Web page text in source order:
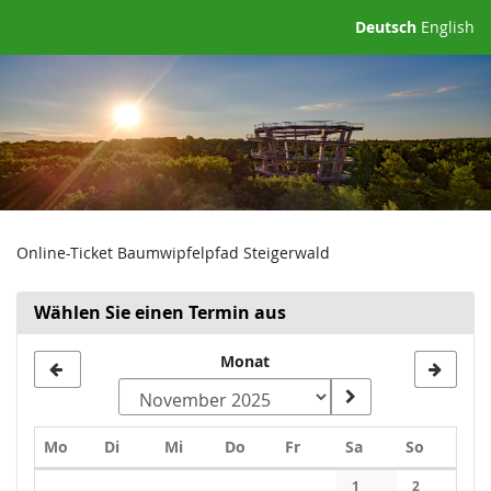
Deutsch English
Online-Ticket Baumwipfelpfad Steigerwald
Wählen Sie einen Termin aus
Monat
Mo Montag
DiDienstag
MiMittwoch
Do Donnerstag
FrFreitagSaSamstag
So
1 2